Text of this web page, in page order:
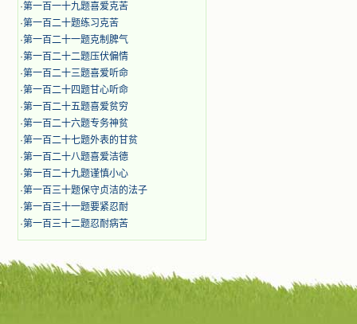
·第一百一十九题喜爱克苦
·第一百二十题练习克苦
·第一百二十一题克制脾气
·第一百二十二题压伏偏情
·第一百二十三题喜爱听命
·第一百二十四题甘心听命
·第一百二十五题喜爱贫穷
·第一百二十六题专务神贫
·第一百二十七题外表的甘贫
·第一百二十八题喜爱洁德
·第一百二十九题谨慎小心
·第一百三十题保守贞洁的法子
·第一百三十一题要紧忍耐
·第一百三十二题忍耐病苦